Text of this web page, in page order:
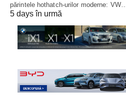
părintele hothatch-urilor moderne: VW…
5 days în urmă